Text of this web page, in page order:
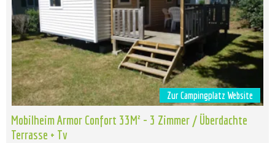
Zur Campingplatz Website
Mobilheim Armor Confort 33M² - 3 Zimmer / Überdachte
Terrasse + Tv